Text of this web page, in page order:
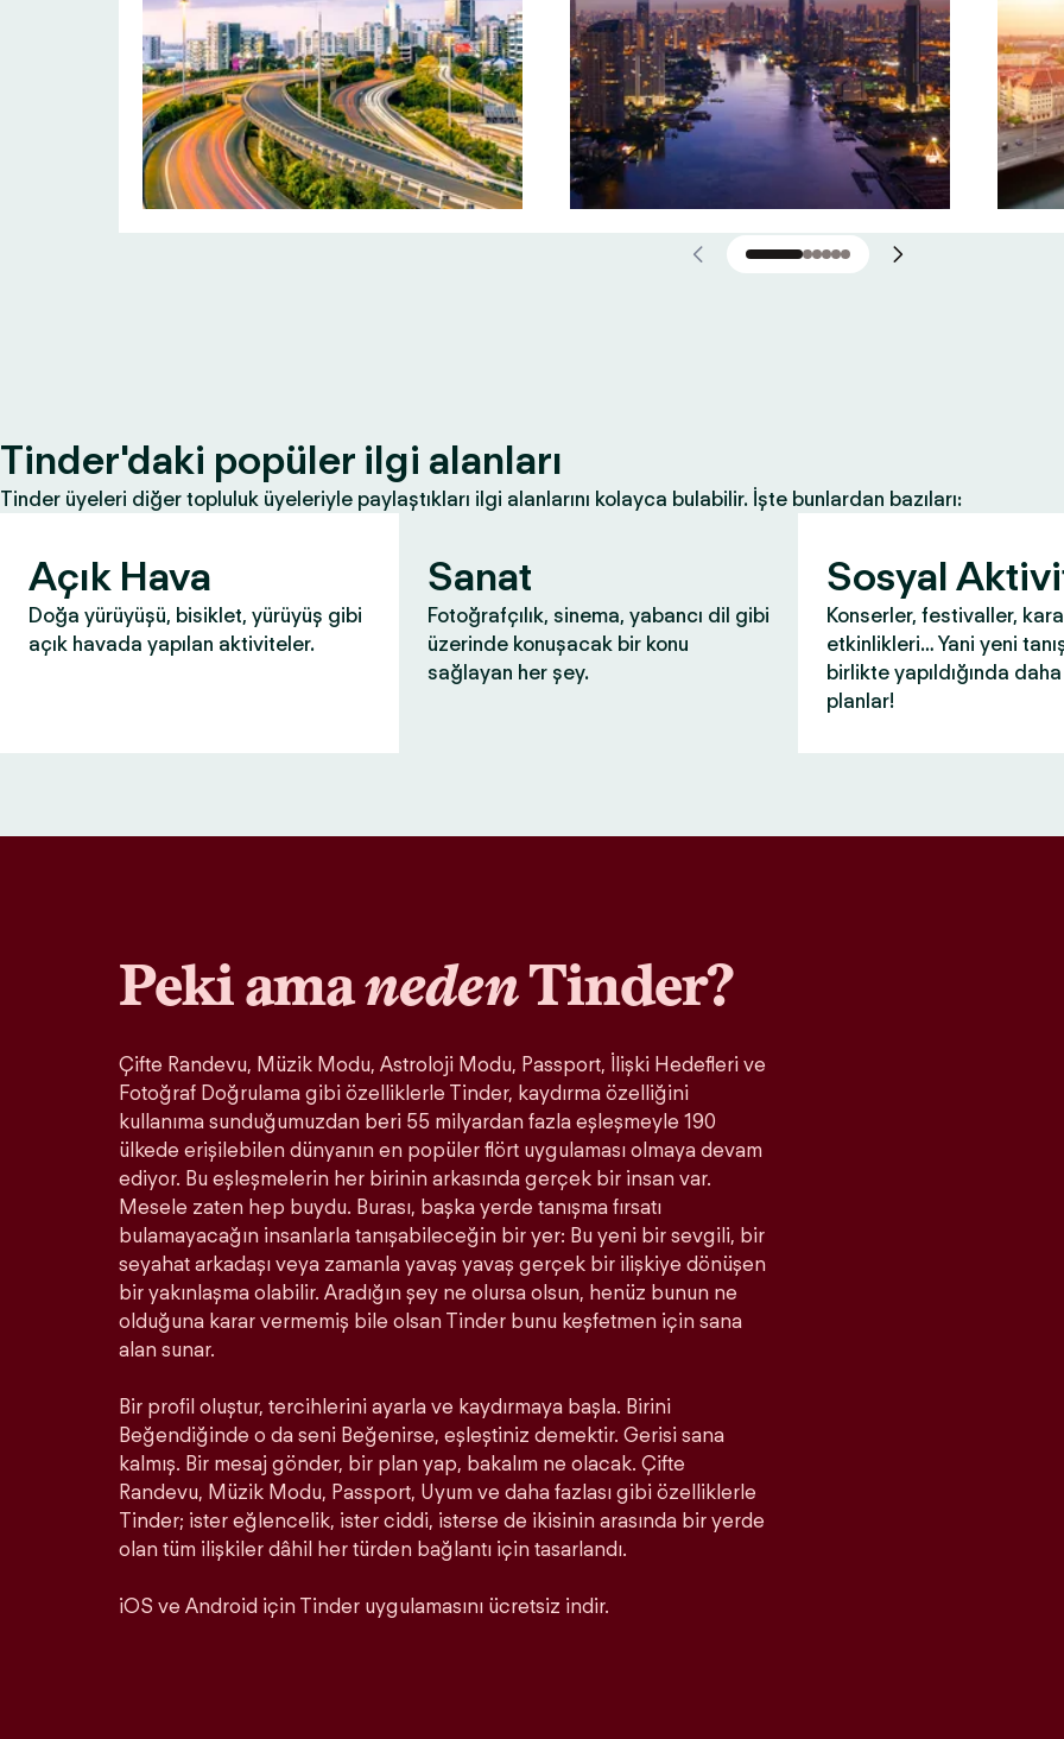
Tinder'daki popüler ilgi alanları
Tinder üyeleri diğer topluluk üyeleriyle paylaştıkları ilgi alanlarını kolayca bulabilir. İşte bunlardan bazıları:
Açık Hava
Doğa yürüyüşü, bisiklet, yürüyüş gibi
açık havada yapılan aktiviteler.
Sanat
Fotoğrafçılık, sinema, yabancı dil gibi
üzerinde konuşacak bir konu
sağlayan her şey.
Sosyal
Konserler, festivaller,
etkinlikleri… Yani yeni
birlikte yapıldığında
planlar!
Peki amanedenTinder?
Çifte Randevu, Müzik Modu, Astroloji Modu, Passport, İlişki Hedefleri ve
Fotoğraf Doğrulama gibi özelliklerle Tinder, kaydırma özelliğini
kullanıma sunduğumuzdan beri 55 milyardan fazla eşleşmeyle 190
ülkede erişilebilen dünyanın en popüler flört uygulaması olmaya devam
ediyor. Bu eşleşmelerin her birinin arkasında gerçek bir insan var.
Mesele zaten hep buydu. Burası, başka yerde tanışma fırsatı
bulamayacağın insanlarla tanışabileceğin bir yer: Bu yeni bir sevgili, bir
seyahat arkadaşı veya zamanla yavaş yavaş gerçek bir ilişkiye dönüşen
bir yakınlaşma olabilir. Aradığın şey ne olursa olsun, henüz bunun ne
olduğuna karar vermemiş bile olsan Tinder bunu keşfetmen için sana
alan sunar.
Bir profil oluştur, tercihlerini ayarla ve kaydırmaya başla. Birini
Beğendiğinde o da seni Beğenirse, eşleştiniz demektir. Gerisi sana
kalmış. Bir mesaj gönder, bir plan yap, bakalım ne olacak. Çifte
Randevu, Müzik Modu, Passport, Uyum ve daha fazlası gibi özelliklerle
Tinder; ister eğlencelik, ister ciddi, isterse de ikisinin arasında bir yerde
olan tüm ilişkiler dâhil her türden bağlantı için tasarlandı.
iOS ve Android için Tinder uygulamasını ücretsiz indir.